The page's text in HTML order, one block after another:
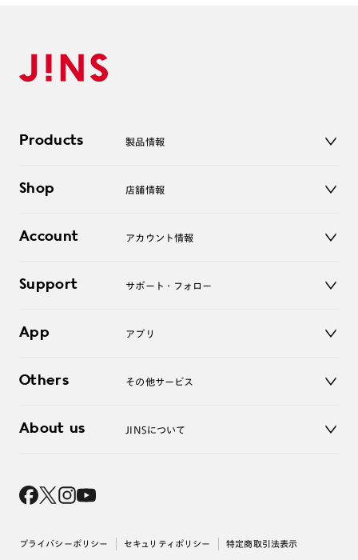
Products 製品情報
サングラス
コンタクトレンズ
アクセサリー
Shop 店舗情報
オンラインショップ
Account アカウント情報
ログアウト
Support サポート・フォロー
よくあるご質問
お問い合わせ
App アプリ
Others その他サービス
レンズ交換
About us JINSについて
採用情報
出店について
プライバシーポリシー セキュリティポリシー 特定商取引法表示